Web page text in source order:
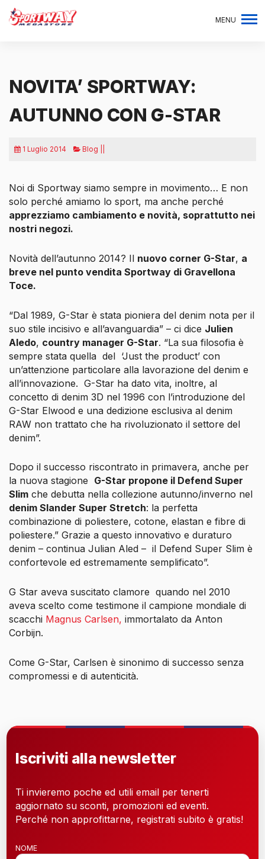
MENU
NOVITA’ SPORTWAY:
AUTUNNO CON G-STAR
1 Luglio 2014 Blog ||
Noi di Sportway siamo sempre in movimento… E non
solo perché amiamo lo sport, ma anche perché
apprezziamo cambiamento e novità, soprattutto nei
nostri negozi.
Novità dell’autunno 2014? Il nuovo corner G-Star, a
breve nel punto vendita Sportway di Gravellona
Toce.
“Dal 1989, G-Star è stata pioniera del denim nota per il
suo stile incisivo e all’avanguardia” – ci dice Julien
Aledo, country manager G-Star. “La sua filosofia è
sempre stata quella del ‘Just the product’ con
un’attenzione particolare alla lavorazione del denim e
all’innovazione. G-Star ha dato vita, inoltre, al
concetto di denim 3D nel 1996 con l’introduzione del
G-Star Elwood e una dedizione esclusiva al denim
RAW non trattato che ha rivoluzionato il settore del
denim”.
Dopo il successo riscontrato in primavera, anche per
la nuova stagione G-Star propone il Defend Super
Slim che debutta nella collezione autunno/inverno nel
denim Slander Super Stretch: la perfetta
combinazione di poliestere, cotone, elastan e fibre di
poliestere.” Grazie a questo innovativo e duraturo
denim – continua Julian Aled – il Defend Super Slim è
confortevole ed estremamente semplificato”.
G Star aveva suscitato clamore quando nel 2010
aveva scelto come testimone il campione mondiale di
scacchi Magnus Carlsen, immortalato da Anton
Corbijn.
Come G-Star, Carlsen è sinonimo di successo senza
compromessi e di autenticità.
Iscriviti alla newsletter
Ti invieremo poche ed utili email per tenerti
aggiornato su sconti, promozioni ed eventi.
Perché non approfittarne, registrati subito è gratis!
NOME